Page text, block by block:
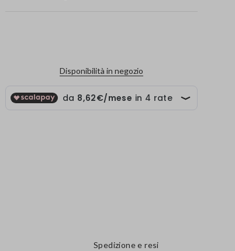
Disponibilità in negozio
Spedizione e resi